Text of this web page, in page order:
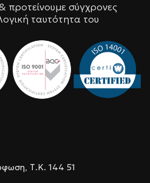
προτείνουμε σύγχρονες
ταυτότητα του
Τ.Κ. 144 51